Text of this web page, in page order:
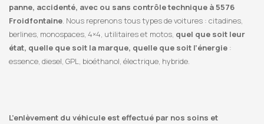
panne, accidenté, avec ou sans contrôle technique à 5576
Froidfontaine. Nous reprenons tous types de voitures : citadines,
berlines, monospaces, 4×4, utilitaires et motos, quel que soit leur
état, quelle que soit la marque, quelle que soit l’énergie :
essence, diesel, GPL, bioéthanol, électrique, hybride.
L’enlèvement du véhicule est effectué par nos soins et